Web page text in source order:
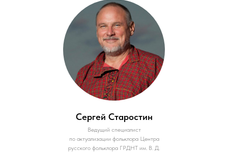
Сергей Старостин
Ведущий специалист
по актуализации фольклора Центра
русского фольклора ГРДНТ им. В. Д.